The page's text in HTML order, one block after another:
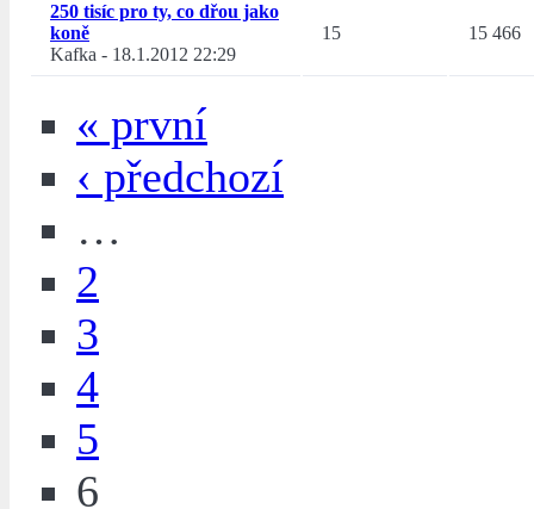
250 tisíc pro ty, co dřou jako
koně
Kafka - 18.1.2012 22:29
15 15 466
« první
‹ předchozí
…
2
3
4
5
6